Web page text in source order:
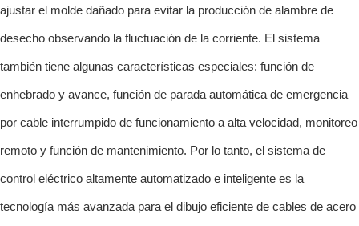
ajustar el molde dañado para evitar la producción de alambre de
desecho observando la fluctuación de la corriente. El sistema
también tiene algunas características especiales: función de
enhebrado y avance, función de parada automática de emergencia
por cable interrumpido de funcionamiento a alta velocidad, monitoreo
remoto y función de mantenimiento. Por lo tanto, el sistema de
control eléctrico altamente automatizado e inteligente es la
tecnología más avanzada para el dibujo eficiente de cables de acero